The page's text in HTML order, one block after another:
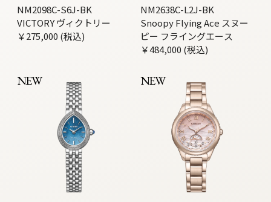
NM2098C-S6J-BK
VICTORY ヴィクトリー
￥275,000 (税込)
NM2638C-L2J-BK
Snoopy Flying Ace スヌー
ピー フライングエース
￥484,000 (税込)
NEW NEW